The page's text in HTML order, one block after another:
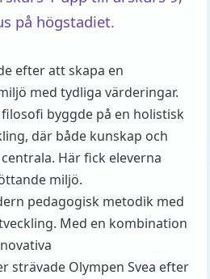
på högstadiet.
efter att skapa en
med tydliga värderingar.
byggde på en holistisk
där både kunskap och
Här fick eleverna
miljö.
pedagogisk metodik med
Med en kombination
strävade Olympen Svea efter